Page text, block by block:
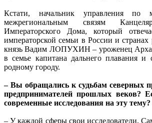
Кстати, начальник управления по
межрегиональным связям
Императорского Дома, который
императорской семьи в России и странах
князь Вадим ЛОПУХИН – уроженец
в семье капитана дальнего плавания и
родному городу.
– Вы обращались к судьбам северных
предпринимателей прошлых веков?
современные исследования на эту тему?
– У каждой сферы свои исследователи.